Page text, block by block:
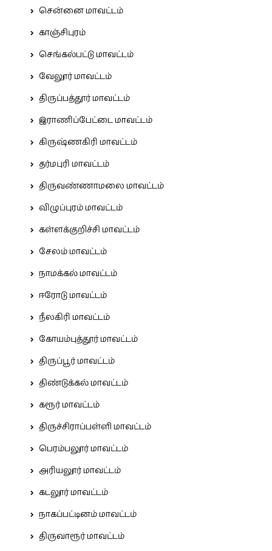
சென்னை மாவட்டம்
காஞ்சிபுரம்
செங்கல்பட்டு மாவட்டம்
வேலூர் மாவட்டம்
திருப்பத்தூர் மாவட்டம்
இராணிப்பேட்டை மாவட்டம்
கிருஷ்ணகிரி மாவட்டம்
தர்மபுரி மாவட்டம்
திருவண்ணாமலை மாவட்டம்
விழுப்புரம் மாவட்டம்
கள்ளக்குறிச்சி மாவட்டம்
சேலம் மாவட்டம்
நாமக்கல் மாவட்டம்
ஈரோடு மாவட்டம்
நீலகிரி மாவட்டம்
கோயம்புத்தூர் மாவட்டம்
திருப்பூர் மாவட்டம்
திண்டுக்கல் மாவட்டம்
கரூர் மாவட்டம்
திருச்சிராப்பள்ளி மாவட்டம்
பெரம்பலூர் மாவட்டம்
அரியலூர் மாவட்டம்
கடலூர் மாவட்டம்
நாகப்பட்டினம் மாவட்டம்
திருவாரூர் மாவட்டம்